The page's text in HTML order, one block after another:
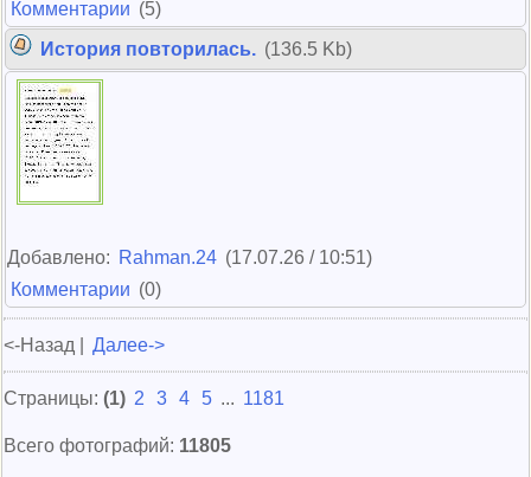
Комментарии (5)
История повторилась. (136.5 Kb)
Добавлено: Rahman.24 (17.07.26 / 10:51)
Комментарии (0)
<-Назад | Далее->
Страницы: (1) 2 3 4 5 ... 1181
Всего фотографий: 11805